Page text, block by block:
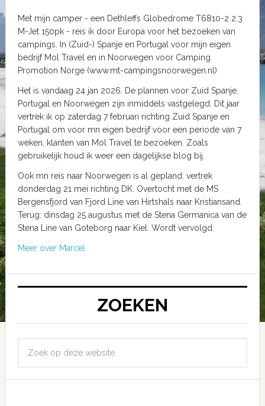
Met mijn camper - een Dethleffs Globedrome T6810-2 2.3
M-Jet 150pk - reis ik door Europa voor het bezoeken van
campings. In (Zuid-) Spanje en Portugal voor mijn eigen
bedrijf Mol Travel en in Noorwegen voor Camping
Promotion Norge (www.mt-campingsnoorwegen.nl)
Het is vandaag 24 jan 2026. De plannen voor Zuid Spanje,
Portugal en Noorwegen zijn inmiddels vastgelegd. Dit jaar
vertrek ik op zaterdag 7 februari richting Zuid Spanje en
Portugal om voor mn eigen bedrijf voor een periode van 7
weken, klanten van Mol Travel te bezoeken. Zoals
gebruikelijk houd ik weer een dagelijkse blog bij.
Ook mn reis naar Noorwegen is al gepland: vertrek
donderdag 21 mei richting DK. Overtocht met de MS
Bergensfjord van Fjord Line van Hirtshals naar Kristiansand.
Terug: dinsdag 25 augustus met de Stena Germanica van de
Stena Line van Goteborg naar Kiel. Wordt vervolgd.
Meer over Marcel
ZOEKEN